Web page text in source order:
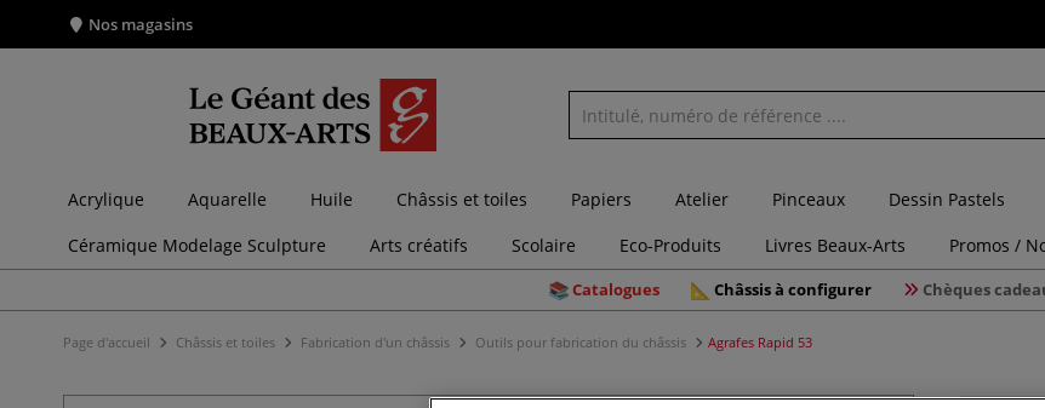
Nos magasins
Acrylique Aquarelle Huile Châssis et toiles Papiers Atelier Pinceaux Dessin Pastels
Céramique Modelage Sculpture
Arts créatifs Scolaire Eco-Produits Livres Beaux-Arts Promos /
Catalogues Châssis à configurer Chèques
Page d'accueil Châssis et toiles Fabrication d'un châssis Outils pour fabrication du châssis Agrafes Rapid 53